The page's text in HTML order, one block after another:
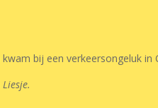
bij een verkeersongeluk